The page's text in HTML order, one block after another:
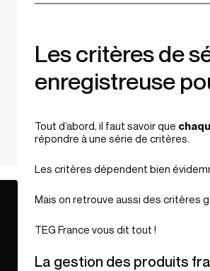
Les critères de
enregistreuse
Tout d’abord, il faut savoir que
répondre à une série de critères.
Les critères dépendent bien
Mais on retrouve aussi des critères
TEG France vous dit tout !
La gestion des produits